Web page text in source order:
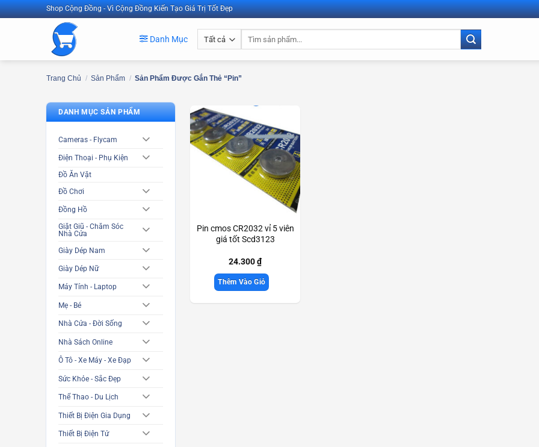
Bỏ
qua
Shop Cộng Đồng - Vì Cộng Đồng Kiến Tạo Giá Trị Tốt Đẹp
Danh Mục
Trang Chủ / Sản Phẩm / Sản Phẩm Được Gắn Thẻ “pin”
DANH MỤC SẢN PHẨM
Cameras - Flycam
Điện Thoại - Phụ Kiện
Đồ Ăn Vặt
Đồ Chơi
Đồng Hồ
Giặt Giũ - Chăm Sóc
Nhà Cửa
Giày Dép Nam
Giày Dép Nữ
Máy Tính - Laptop
Mẹ - Bé
Nhà Cửa - Đời Sống
Nhà Sách Online
Ô Tô - Xe Máy - Xe Đạp
Sức Khỏe - Sắc Đẹp
Thể Thao - Du Lịch
Thiết Bị Điện Gia Dụng
Thiết Bị Điện Tử
Pin cmos CR2032 vỉ 5 viên
giá tốt Scd3123
24.300₫
Thêm Vào Giỏ